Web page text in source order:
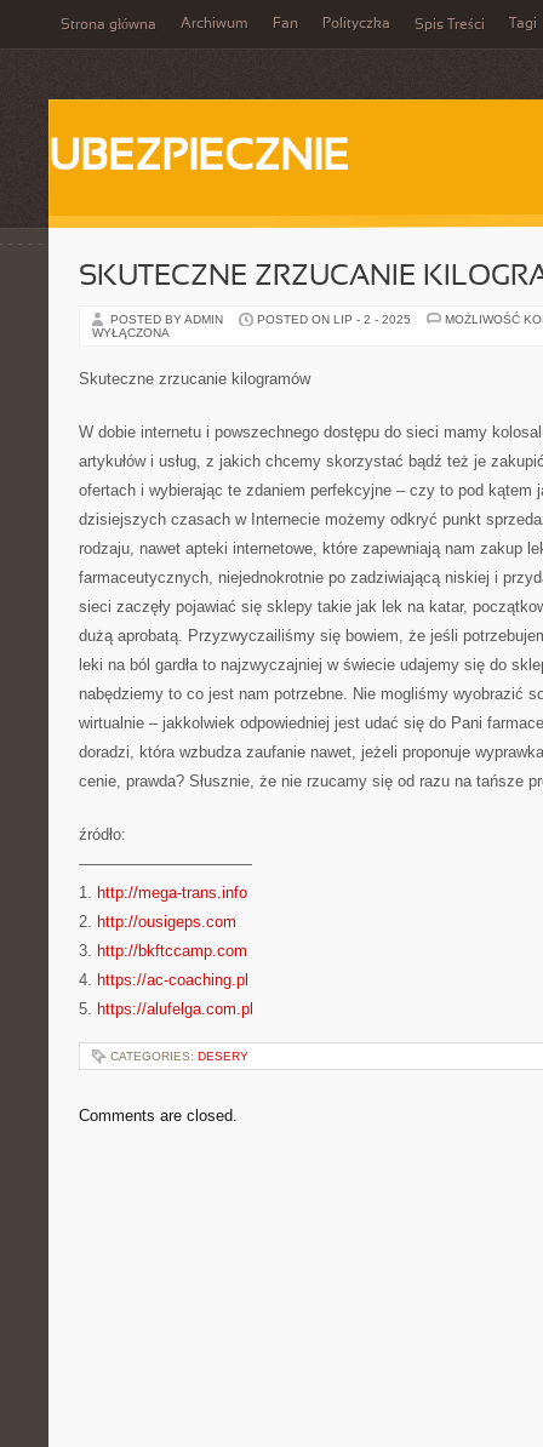
Strona główna Archiwum Fan Polityczka Spis Treści Tagi
UBEZPIECZNIE
SKUTECZNE ZRZUCANIE
POSTED BY ADMIN POSTED ON LIP - 2 - 2025
MOŻLIWOŚĆ
WYŁĄCZONA
Skuteczne zrzucanie kilogramów
W dobie internetu i powszechnego dostępu do sieci mamy
artykułów i usług, z jakich chcemy skorzystać bądź też je
ofertach i wybierając te zdaniem perfekcyjne – czy to pod kątem
dzisiejszych czasach w Internecie możemy odkryć punkt
rodzaju, nawet apteki internetowe, które zapewniają nam zakup
farmaceutycznych, niejednokrotnie po zadziwiającą niskiej i
sieci zaczęły pojawiać się sklepy takie jak lek na katar,
dużą aprobatą. Przyzwyczailiśmy się bowiem, że jeśli
leki na ból gardła to najzwyczajniej w świecie udajemy się do
nabędziemy to co jest nam potrzebne. Nie mogliśmy wyobrazić
wirtualnie – jakkolwiek odpowiedniej jest udać się do Pani
doradzi, która wzbudza zaufanie nawet, jeżeli proponuje
cenie, prawda? Słusznie, że nie rzucamy się od razu na tańsze
źródło:
———————————
1. http://mega-trans.info
2. http://ousigeps.com
3. http://bkftccamp.com
4. https://ac-coaching.pl
5. https://alufelga.com.pl
CATEGORIES: DESERY
Comments are closed.